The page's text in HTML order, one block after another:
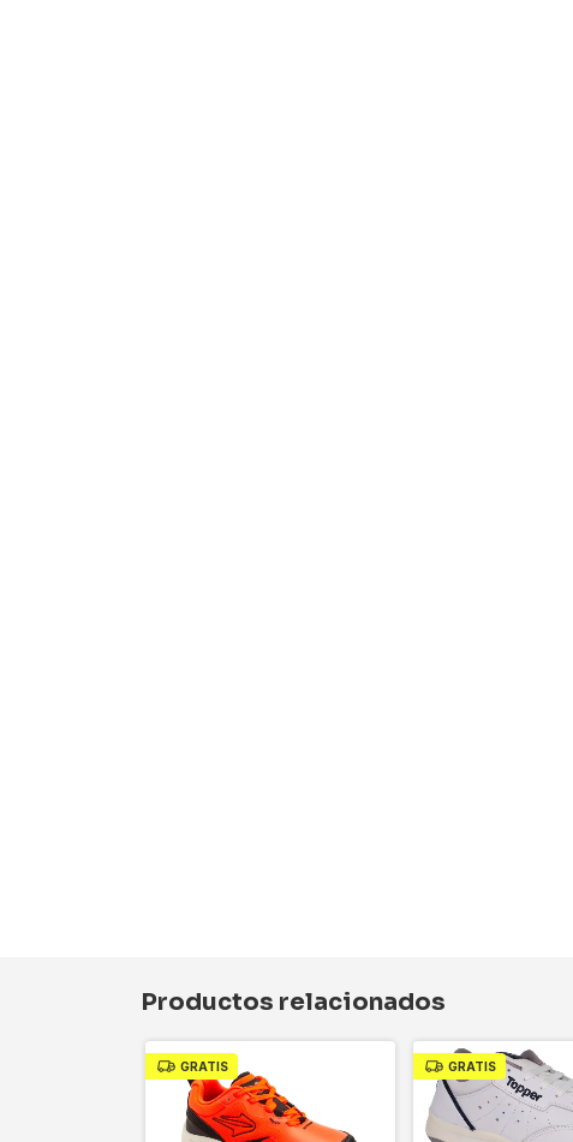
Productos relacionados
GRATIS GRATIS